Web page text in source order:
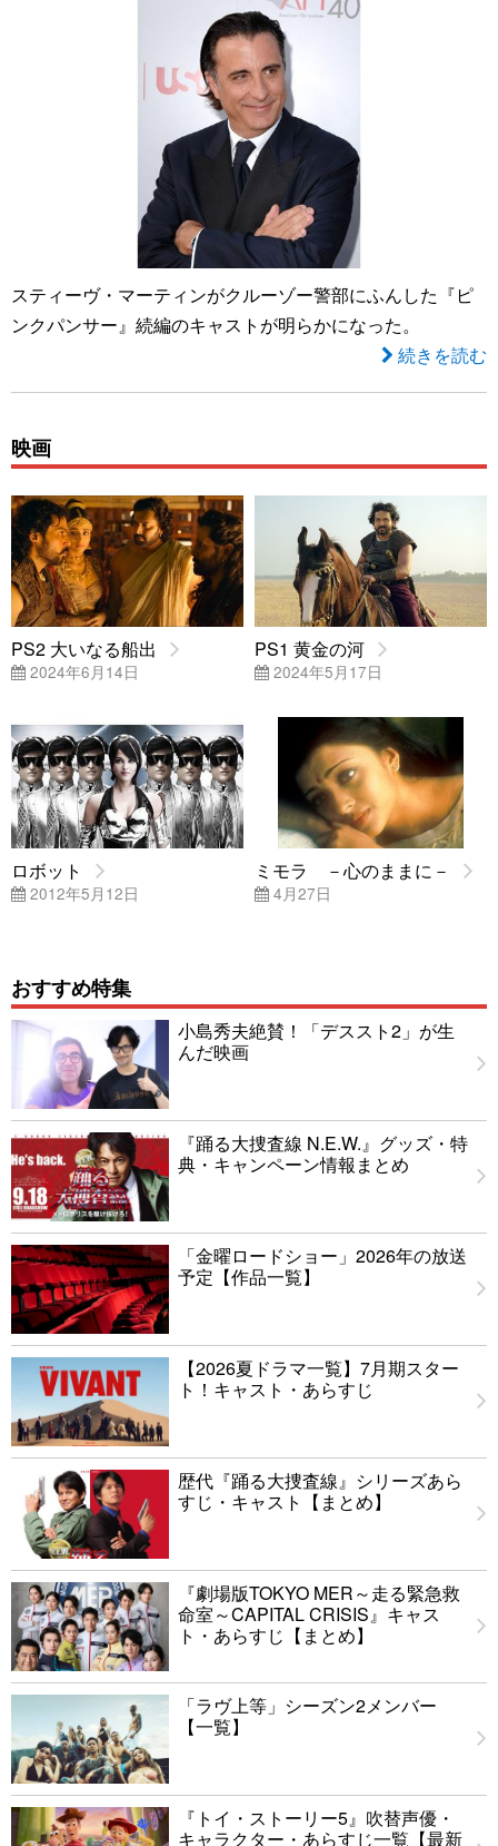
スティーヴ・マーティンがクルーゾー警部にふんした『ピ
ンクパンサー』続編のキャストが明らかになった。
続きを読む
映画
PS2 大いなる船出
2024年6月14日
PS1 黄金の河
2024年5月17日
ロボット
2012年5月12日
ミモラ －心のままに－
4月27日
おすすめ特集
小島秀夫絶賛！「デススト2」が生
んだ映画
『踊る大捜査線 N.E.W.』グッズ・特
典・キャンペーン情報まとめ
「金曜ロードショー」2026年の放送
予定【作品一覧】
【2026夏ドラマ一覧】7月期スター
ト！キャスト・あらすじ
歴代『踊る大捜査線』シリーズあら
すじ・キャスト【まとめ】
『劇場版TOKYO MER～走る緊急救
命室～CAPITAL CRISIS』キャス
ト・あらすじ【まとめ】
「ラヴ上等」シーズン2メンバー
【一覧】
『トイ・ストーリー5』吹替声優・
キャラクター・あらすじ一覧【最新